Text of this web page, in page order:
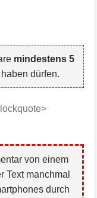
mindestens 5
haben dürfen.
von einem
Text manchmal
durch